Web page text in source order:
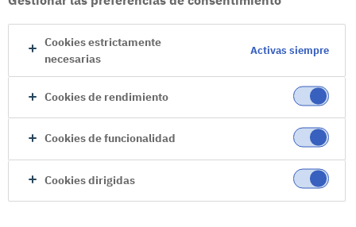
Cookies estrictamente
necesarias
Activas siempre
Cookies de rendimiento
Cookies de funcionalidad
Cookies dirigidas